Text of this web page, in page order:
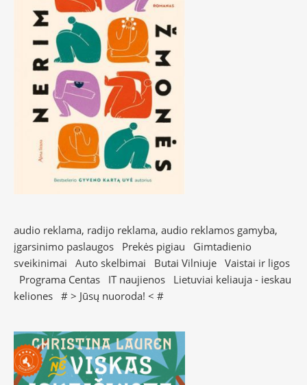
audio reklama, radijo reklama, audio reklamos gamyba,
įgarsinimo paslaugos
Prekės pigiau
Gimtadienio
sveikinimai
Auto skelbimai Butai Vilniuje Vaistai ir ligos
Programa Centas
IT naujienos
Lietuviai keliauja - ieskau
keliones # > Jūsų nuoroda! < #